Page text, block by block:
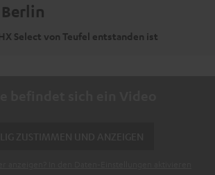
Select von Teufel entstanden ist